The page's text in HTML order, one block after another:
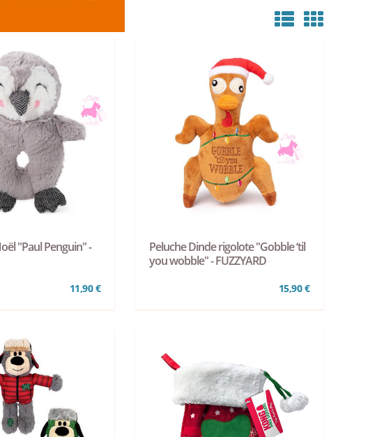
"Paul Penguin" -
11,90 €
Peluche Dinde rigolote "Gobble ‘til
you wobble" - FUZZYARD
15,90 €